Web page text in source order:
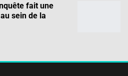
fait une
sein de la